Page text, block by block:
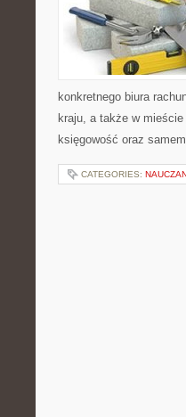
konkretnego biura
kraju, a także w mieście
księgowość oraz
CATEGORIES: